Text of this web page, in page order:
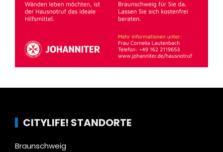
CITYLIFE! STANDORTE
Braunschweig